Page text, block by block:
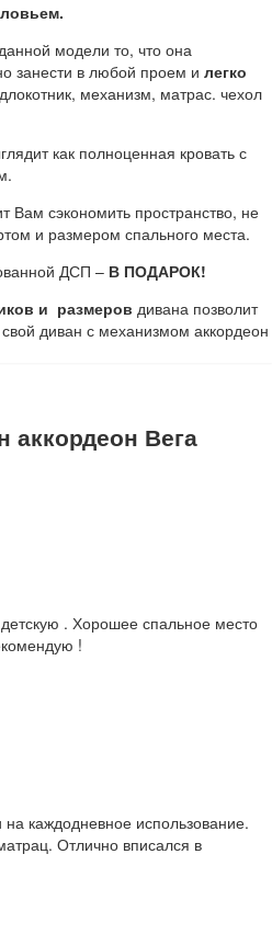
модели то, что она
занести в любой проем и легко
механизм, матрас. чехол
как полноценная кровать с
Вам сэкономить пространство, не
и размером спального места.
ДСП – В ПОДАРОК!
и размеров дивана позволит
диван с механизмом аккордеон
аккордеон Вега
. Хорошее спальное место
!
каждодневное использование.
Отлично вписался в